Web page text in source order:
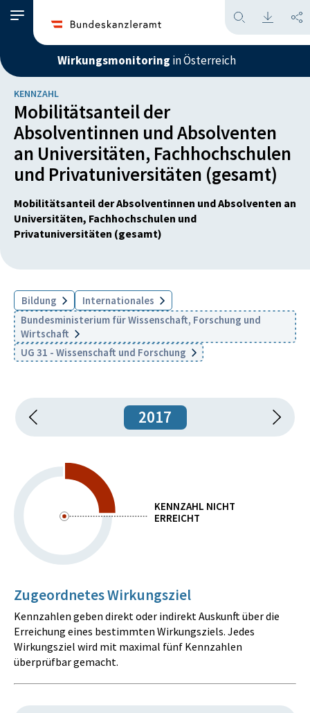
Wirkungsmonitoring in Österreich
KENNZAHL
Mobilitätsanteil der
Absolventinnen und Absolventen
an Universitäten, Fachhochschulen
und Privatuniversitäten (gesamt)
Mobilitätsanteil der Absolventinnen und Absolventen an
Universitäten, Fachhochschulen und
Privatuniversitäten (gesamt)
Bildung
Internationales
Bundesministerium für Wissenschaft, Forschung und
Wirtschaft
UG 31 - Wissenschaft und Forschung
2017
KENNZAHL NICHT
ERREICHT
Zugeordnetes Wirkungsziel
Kennzahlen geben direkt oder indirekt Auskunft über die
Erreichung eines bestimmten Wirkungsziels. Jedes
Wirkungsziel wird mit maximal fünf Kennzahlen
überprüfbar gemacht.